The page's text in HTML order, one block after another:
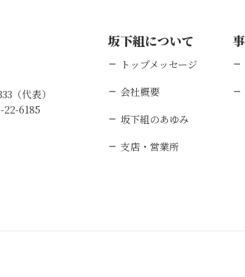
（代表）
22-6185
坂下組について
トップメッセージ
会社概要
坂下組のあゆみ
支店・営業所